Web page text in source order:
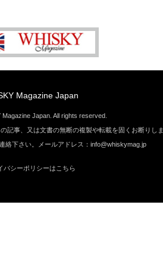
Magazine Japan
Japan. All rights reserved.
記事、又は文書の無断の複製や転載を固くお断りし
絡下さい。メールアドレス：info@whiskymag.jp
バシーポリシーはこちら